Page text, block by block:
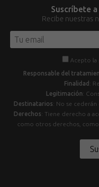
Suscríbete
Recibe nuestras
Acepto la
Responsable del
Finalidad :
Legitimación:
Destinatarios: No se cederán
Derechos: Tiene derecho a
como otros derechos, como